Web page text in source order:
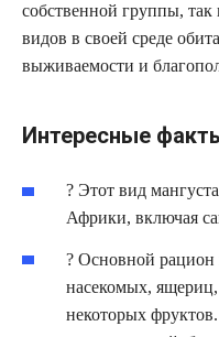
собственной группы, так
видов в своей среде
выживаемости и
Интересные
? Этот вид
Африки, включая
? Основной рацион
насекомых,
некоторых